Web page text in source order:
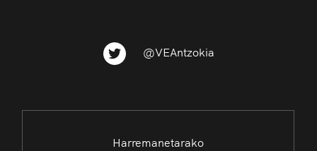
@VEAntzokia
Harremanetarako